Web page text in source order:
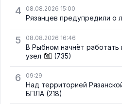
4 08.08.2026 15:00
Рязанцев предупредили о
5 08.08.2026 16:46
В Рыбном начнёт
узел
(735)
6 09:29
Над территорией
БПЛА (218)